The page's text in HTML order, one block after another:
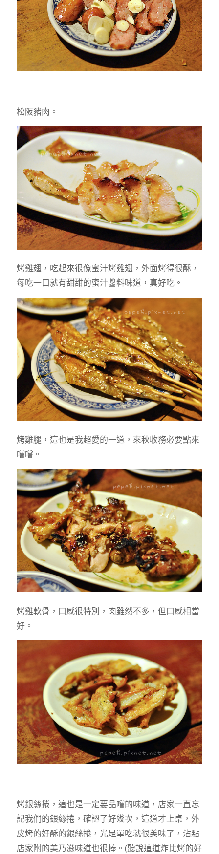
松阪豬肉。
烤雞翅，吃起來很像蜜汁烤雞翅，外面烤得很酥，
每吃一口就有甜甜的蜜汁醬料味道，真好吃。
烤雞腿，這也是我超愛的一道，來秋收務必要點來
嚐嚐。
烤雞軟骨，口感很特別，肉雖然不多，但口感相當
好。
烤銀絲捲，這也是一定要品嚐的味道，店家一直忘
記我們的銀絲捲，確認了好幾次，這道才上桌，外
皮烤的好酥的銀絲捲，光是單吃就很美味了，沾點
店家附的美乃滋味道也很棒。(聽說這道炸比烤的好